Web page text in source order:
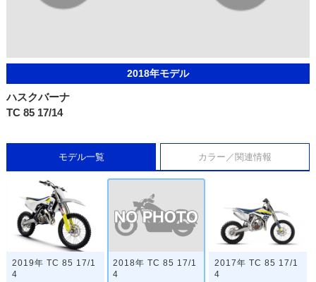
2018年モデル
ハスクバーナ
TC 85 17/14
モデル一覧 カラー／関連情報
2019年 TC 85 17/1
4
2018年 TC 85 17/1
4
2017年 TC 85 17/1
4